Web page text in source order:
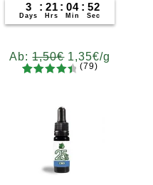
3
Days
: 21
Hrs
: 04
Min
: 51
Sec
Ab:1,50€ 1,35€/g
von 5,
basieren
d auf
Kundenb
ewertung
(79)